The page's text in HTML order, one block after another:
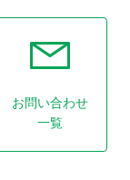
お問い合わせ
一覧